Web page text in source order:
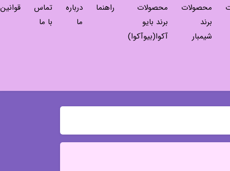
محصولات
برند
شیمبار
محصولات
برند بایو
آکوا(بیوآکوا)
راهنما
درباره
ما
تماس
با ما
قوانین